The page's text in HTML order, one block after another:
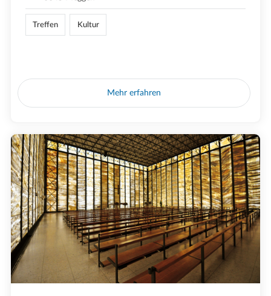
Treffen Kultur
Mehr erfahren